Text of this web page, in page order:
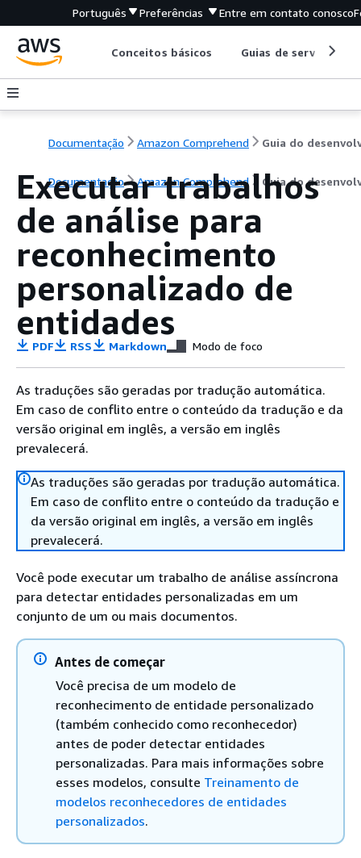
Português Preferências Entre em contato conosco
Conceitos básicos Guias de serviço
Documentação Amazon Comprehend
Documentação Amazon Comprehend Guia do
Executar trabalhos
de análise para
reconhecimento
personalizado de
entidades
PDF RSS Markdown Modo de foco
As traduções são geradas por tradução automática.
Em caso de conflito entre o conteúdo da tradução e da
versão original em inglês, a versão em inglês
prevalecerá.
As traduções são geradas por tradução automática.
Em caso de conflito entre o conteúdo da tradução e
da versão original em inglês, a versão em inglês
prevalecerá.
Você pode executar um trabalho de análise assíncrona
para detectar entidades personalizadas em um
conjunto de um ou mais documentos.
Antes de começar
Você precisa de um modelo de
reconhecimento de entidade personalizado
(também conhecido como reconhecedor)
antes de poder detectar entidades
personalizadas. Para mais informações sobre
esses modelos, consulte Treinamento de
modelos reconhecedores de entidades
personalizados.